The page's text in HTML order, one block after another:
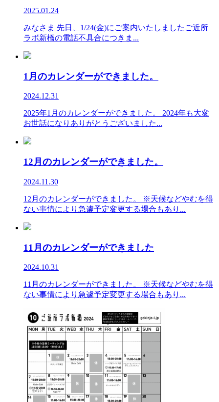
2025.01.24
みなさま 先日、1/24(金)にご案内いたしましたご近所
ラボ新橋の電話不具合につきま...
1月のカレンダーができました。
2024.12.31
2025年1月のカレンダーができました。 2024年も大変
お世話になりありがとうございました...
12月のカレンダーができました。
2024.11.30
12月のカレンダーができました。 ※天候などやむを得
ない事情により急遽予定変更する場合もあり...
11月のカレンダーができました
2024.10.31
11月のカレンダーができました。 ※天候などやむを得
ない事情により急遽予定変更する場合もあり...